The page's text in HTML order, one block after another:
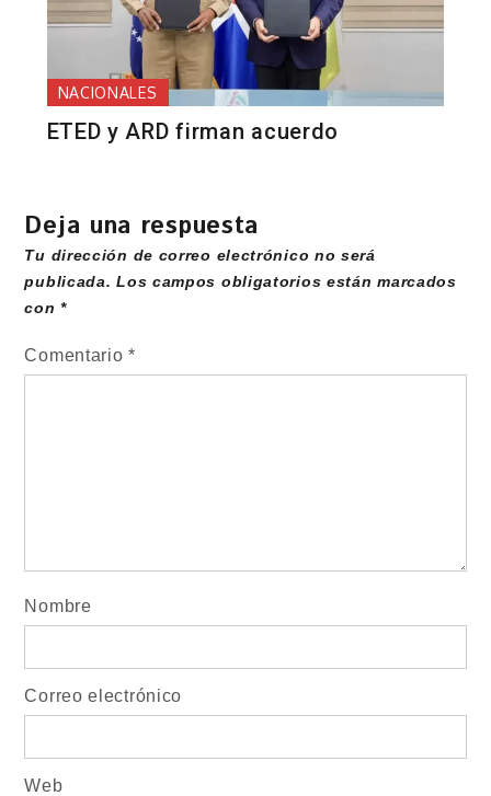
NACIONALES
ETED y ARD firman acuerdo
Deja una respuesta
Tu dirección de correo electrónico no será
publicada. Los campos obligatorios están marcados
con*
Comentario*
Nombre
Correo electrónico
Web